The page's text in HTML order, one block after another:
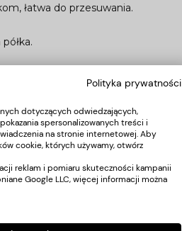
łatwa do przesuwania.
Polityka prywatności
dotyczących odwiedzających,
spersonalizowanych treści i
na stronie internetowej. Aby
cookie, których używamy, otwórz
reklam i pomiaru skuteczności kampanii
Google LLC, więcej informacji można